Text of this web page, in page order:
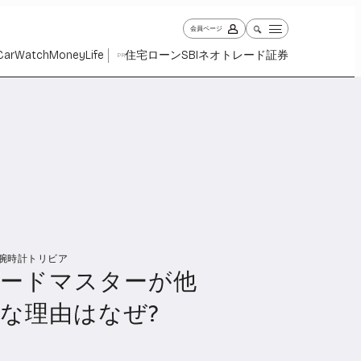
会員ページ
WatchMoneyLife PR住宅ローンSBIネオトレード証券
1025 Money Life
時計トリビア
ドマスターが他
理由はなぜ?